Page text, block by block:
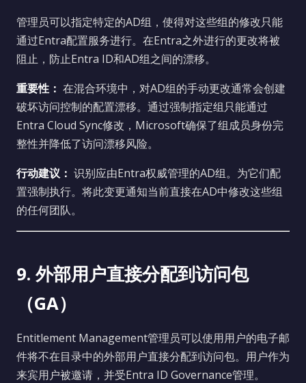
管理员可以指定特定的AD组，使得对这些组的修改只能
通过Entra配置服务进行。在Entra之外进行的更改将被
阻止，防止Entra ID和AD组之间的漂移。
重要性： 在混合环境中，对AD组的手动更改通常会创建
破坏访问控制的配置漂移。通过强制指定组只能通过
Entra Cloud Sync修改，Microsoft确保了组成员身份完
整性并降低了访问漂移风险。
行动建议： 识别应由Entra权威管理的AD组。为它们配
置强制执行。将此变更通知当前直接在AD中修改这些组
的任何团队。
9. 外部用户直接分配到访问包
（GA）
Entitlement Management管理员可以使用用户的电子邮
件将不在目录中的外部用户直接分配到访问包。用户作为
来宾用户被邀请，并受Entra ID Governance管理。